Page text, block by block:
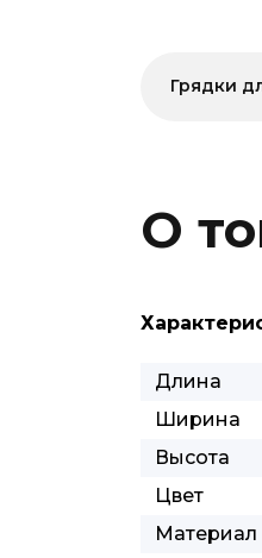
Грядки
О
Длина
Ширина
Высота
Цвет
Материал